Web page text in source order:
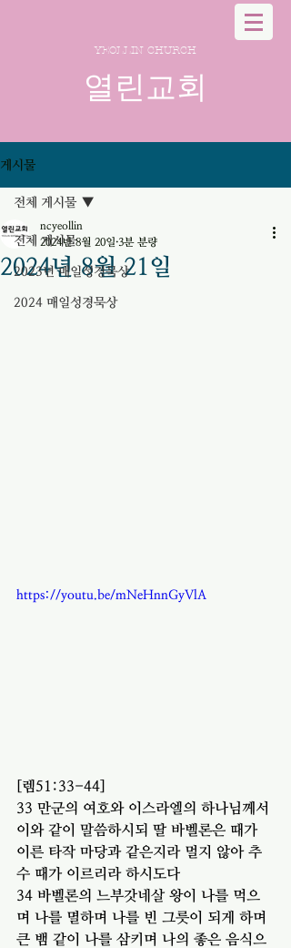
YEOLLIN CHURCH
열린교회
게시물
전체 게시물
2023년 매일성경묵상
2024 매일성경묵상
전체 게시물
2024년 8월 21일
ncyeollin
2024년 8월 20일 3분 분량
https://youtu.be/mNeHnnGyVlA
[렘51:33-44]
33 만군의 여호와 이스라엘의 하나님께서
이와 같이 말씀하시되 딸 바벨론은 때가
이른 타작 마당과 같은지라 멀지 않아 추
수 때가 이르리라 하시도다
34 바벨론의 느부갓네살 왕이 나를 먹으
며 나를 멸하며 나를 빈 그릇이 되게 하며
큰 뱀 같이 나를 삼키며 나의 좋은 음식으